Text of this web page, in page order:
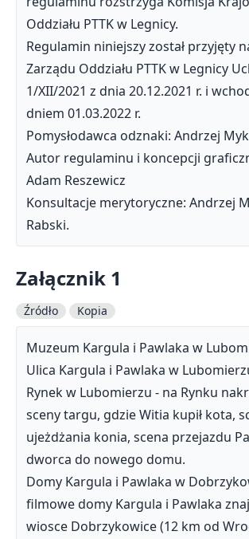
Oddziału PTTK w Legnicy.
Regulamin niniejszy został przyjęty
Zarządu Oddziału PTTK w Legnicy
1/XII/2021 z dnia 20.12.2021 r. i
dniem 01.03.2022 r.
Pomysłodawca odznaki: Andrzej
Autor regulaminu i koncepcji
Adam Reszewicz
Konsultacje merytoryczne: Andrzej
Rabski.
Załącznik 1
Źródło Kopia
Muzeum Kargula i Pawlaka w
Ulica Kargula i Pawlaka w
Rynek w Lubomierzu - na Rynku
sceny targu, gdzie Witia kupił kota,
ujeżdżania konia, scena przejazdu
dworca do nowego domu.
Domy Kargula i Pawlaka w
filmowe domy Kargula i Pawlaka
wiosce Dobrzykowice (12 km od